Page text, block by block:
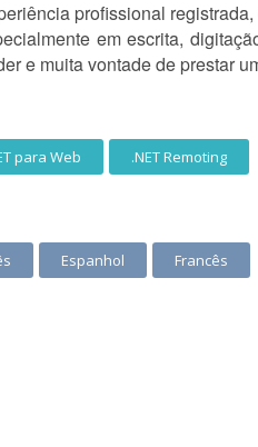
profissional
em escrita,
e muita vontade de prestar
para Web .NET Remoting
Espanhol Francês